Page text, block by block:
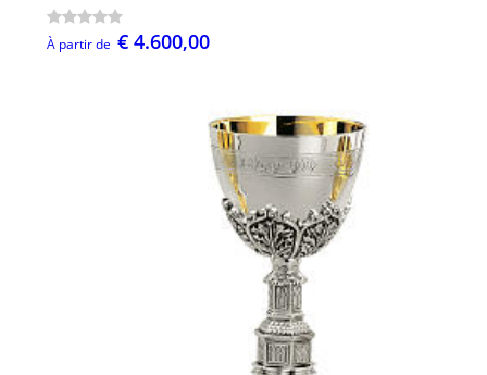
À partir de € 4.600,00